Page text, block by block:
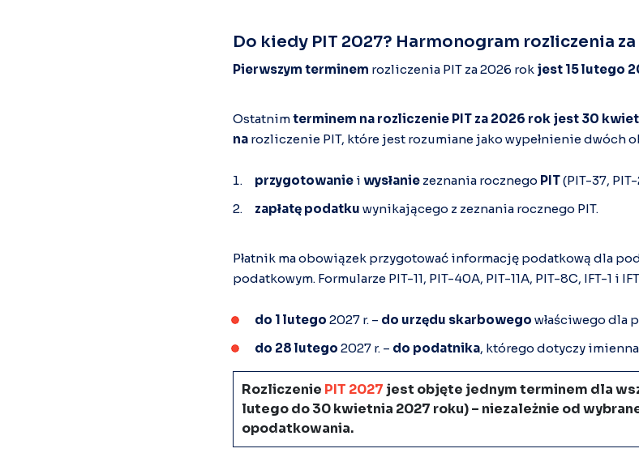
Do kiedy PIT 2027? Harmonogram rozliczenia
Pierwszym terminem rozliczenia PIT za 2026 rok jest 15 lutego
Ostatnimterminem na rozliczenie PIT za 2026 rok jest 30
na rozliczenie PIT, które jest rozumiane jako wypełnienie dwóch
przygotowanie i wysłanie zeznania rocznego PIT(PIT-37,
zapłatę podatku wynikającego z zeznania rocznego PIT.
Płatnik ma obowiązek przygotować informację podatkową dla
podatkowym. Formularze PIT-11, PIT-40A, PIT-11A, PIT-8C, IFT-1 i
do 1 lutego 2027 r. – do urzędu skarbowego właściwego dla
do 28 lutego 2027 r. – do podatnika, którego dotyczy
Rozliczenie PIT 2027 jest objęte jednym terminem dla
lutego do 30 kwietnia 2027 roku) – niezależnie od
opodatkowania.